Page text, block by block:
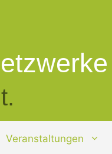
Veranstaltungen